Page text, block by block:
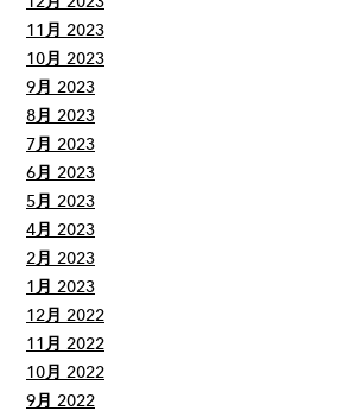
11月 2023
10月 2023
9月 2023
8月 2023
7月 2023
6月 2023
5月 2023
4月 2023
2月 2023
1月 2023
12月 2022
11月 2022
10月 2022
9月 2022